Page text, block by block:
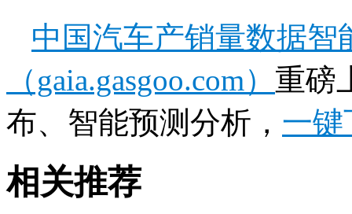
中国汽车产销量数据
（gaia.gasgoo.com） 重磅
布、智能预测分析， 一键
相关推荐